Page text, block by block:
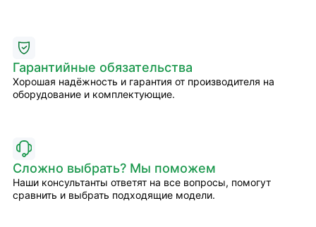
Гарантийные обязательства
Хорошая надёжность и гарантия от производителя на
оборудование и комплектующие.
Сложно выбрать? Мы поможем
Наши консультанты ответят на все вопросы, помогут
сравнить и выбрать подходящие модели.